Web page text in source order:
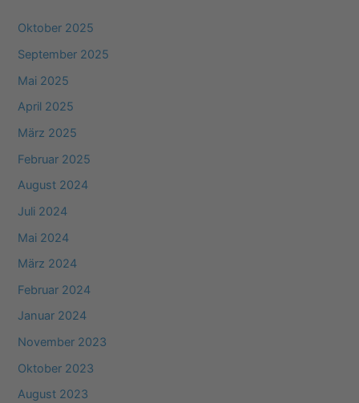
Oktober 2025
September 2025
Mai 2025
April 2025
März 2025
Februar 2025
August 2024
Juli 2024
Mai 2024
März 2024
Februar 2024
Januar 2024
November 2023
Oktober 2023
August 2023